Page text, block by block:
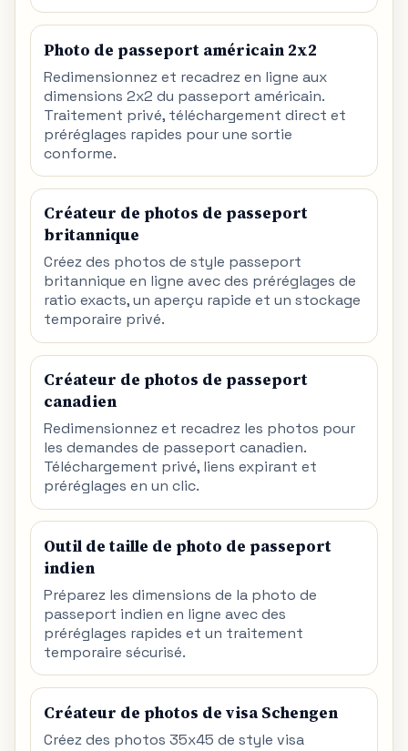
Photo de passeport américain 2x2
Redimensionnez et recadrez en ligne aux
dimensions 2x2 du passeport américain.
Traitement privé, téléchargement direct et
préréglages rapides pour une sortie
conforme.
Créateur de photos de passeport
britannique
Créez des photos de style passeport
britannique en ligne avec des préréglages de
ratio exacts, un aperçu rapide et un stockage
temporaire privé.
Créateur de photos de passeport
canadien
Redimensionnez et recadrez les photos pour
les demandes de passeport canadien.
Téléchargement privé, liens expirant et
préréglages en un clic.
Outil de taille de photo de passeport
indien
Préparez les dimensions de la photo de
passeport indien en ligne avec des
préréglages rapides et un traitement
temporaire sécurisé.
Créateur de photos de visa Schengen
Créez des photos 35x45 de style visa